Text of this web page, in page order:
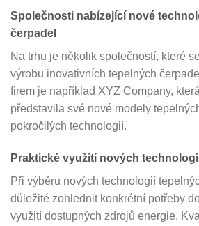
Společnosti nabízející nové
čerpadel
Na trhu je několik společností, které
výrobu inovativních tepelných
firem je například XYZ Company,
představila své nové modely
pokročilých technologií.
Praktické využití nových
Při výběru nových technologií
důležité zohlednit konkrétní potřeby
využití dostupných zdrojů energie.